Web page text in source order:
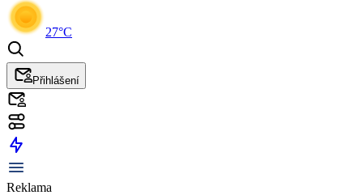
27°C
Přihlášení
Reklama